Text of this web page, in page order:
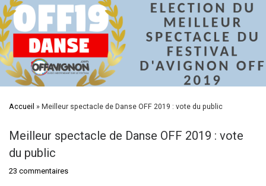
Accueil » Meilleur spectacle de Danse OFF 2019 : vote du public
Meilleur spectacle de Danse OFF 2019 : vote
du public
23 commentaires